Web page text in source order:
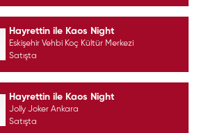
Hayrettin ile Kaos Night
Eskişehir Vehbi Koç Kültür Merkezi
Satışta
Hayrettin ile Kaos Night
Jolly Joker Ankara
Satışta